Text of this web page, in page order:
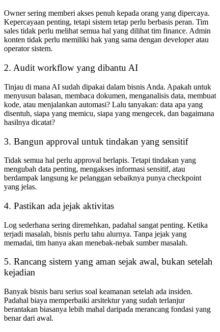
Owner sering memberi akses penuh kepada orang yang dipercaya.
Kepercayaan penting, tetapi sistem tetap perlu berbasis peran. Tim
sales tidak perlu melihat semua hal yang dilihat tim finance. Admin
konten tidak perlu memiliki hak yang sama dengan developer atau
operator sistem.
2. Audit workflow yang dibantu AI
Tinjau di mana AI sudah dipakai dalam bisnis Anda. Apakah untuk
menyusun balasan, membaca dokumen, menganalisis data, membuat
kode, atau menjalankan automasi? Lalu tanyakan: data apa yang
disentuh, siapa yang memicu, siapa yang mengecek, dan bagaimana
hasilnya dicatat?
3. Bangun approval untuk tindakan yang sensitif
Tidak semua hal perlu approval berlapis. Tetapi tindakan yang
mengubah data penting, mengakses informasi sensitif, atau
berdampak langsung ke pelanggan sebaiknya punya checkpoint
yang jelas.
4. Pastikan ada jejak aktivitas
Log sederhana sering diremehkan, padahal sangat penting. Ketika
terjadi masalah, bisnis perlu tahu alurnya. Tanpa jejak yang
memadai, tim hanya akan menebak-nebak sumber masalah.
5. Rancang sistem yang aman sejak awal, bukan setelah
kejadian
Banyak bisnis baru serius soal keamanan setelah ada insiden.
Padahal biaya memperbaiki arsitektur yang sudah terlanjur
berantakan biasanya lebih mahal daripada merancang fondasi yang
benar dari awal.